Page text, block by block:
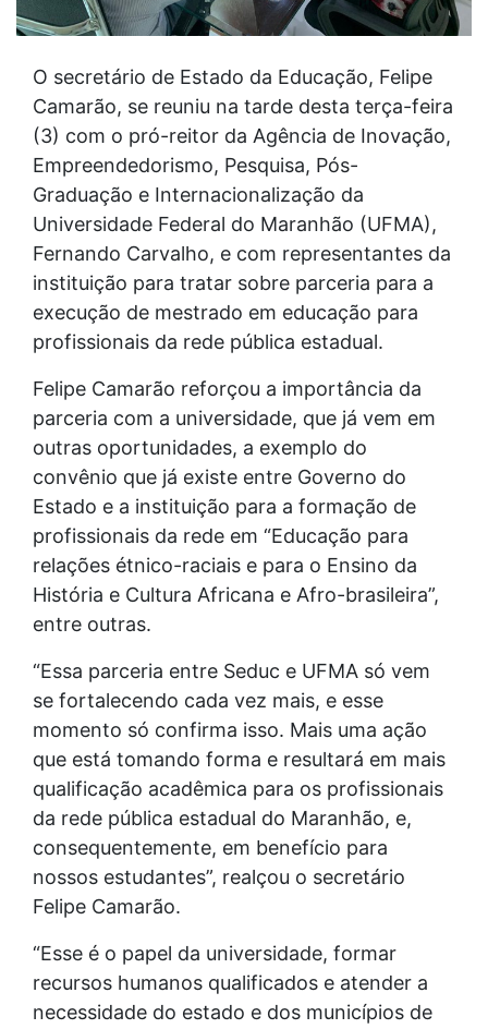
O secretário de Estado da Educação, Felipe
Camarão, se reuniu na tarde desta terça-feira
(3) com o pró-reitor da Agência de Inovação,
Empreendedorismo, Pesquisa, Pós-
Graduação e Internacionalização da
Universidade Federal do Maranhão (UFMA),
Fernando Carvalho, e com representantes da
instituição para tratar sobre parceria para a
execução de mestrado em educação para
profissionais da rede pública estadual.
Felipe Camarão reforçou a importância da
parceria com a universidade, que já vem em
outras oportunidades, a exemplo do
convênio que já existe entre Governo do
Estado e a instituição para a formação de
profissionais da rede em “Educação para
relações étnico-raciais e para o Ensino da
História e Cultura Africana e Afro-brasileira”,
entre outras.
“Essa parceria entre Seduc e UFMA só vem
se fortalecendo cada vez mais, e esse
momento só confirma isso. Mais uma ação
que está tomando forma e resultará em mais
qualificação acadêmica para os profissionais
da rede pública estadual do Maranhão, e,
consequentemente, em benefício para
nossos estudantes”, realçou o secretário
Felipe Camarão.
“Esse é o papel da universidade, formar
recursos humanos qualificados e atender a
necessidade do estado e dos municípios de